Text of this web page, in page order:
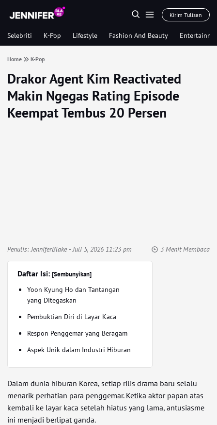
Kirim Tulisan
Selebriti K-Pop Lifestyle Fashion And Beauty
Home K-Pop
Drakor Agent Kim Reactivated
Makin Ngegas Rating Episode
Keempat Tembus 20 Persen
Penulis:JenniferBlake- Juli 5, 2026 11:23 pm 3 Menit Membaca
Daftar Isi: [Sembunyikan]
Yoon Kyung Ho dan Tantangan
yang Ditegaskan
Pembuktian Diri di Layar Kaca
Respon Penggemar yang Beragam
Aspek Unik dalam Industri Hiburan
Dalam dunia hiburan Korea, setiap rilis drama baru selalu
menarik perhatian para penggemar. Ketika aktor papan atas
kembali ke layar kaca setelah hiatus yang lama, antusiasme
ini menjadi berlipat ganda.